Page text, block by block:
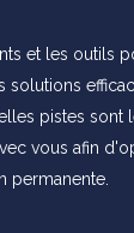
et les outils
solutions
pistes sont
vous afin
permanente.